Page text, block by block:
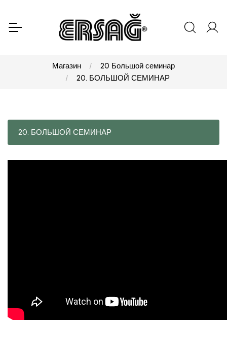
Магазин
20 Большой семинар
20. БОЛЬШОЙ СЕМИНАР
20. БОЛЬШОЙ СЕМИНАР